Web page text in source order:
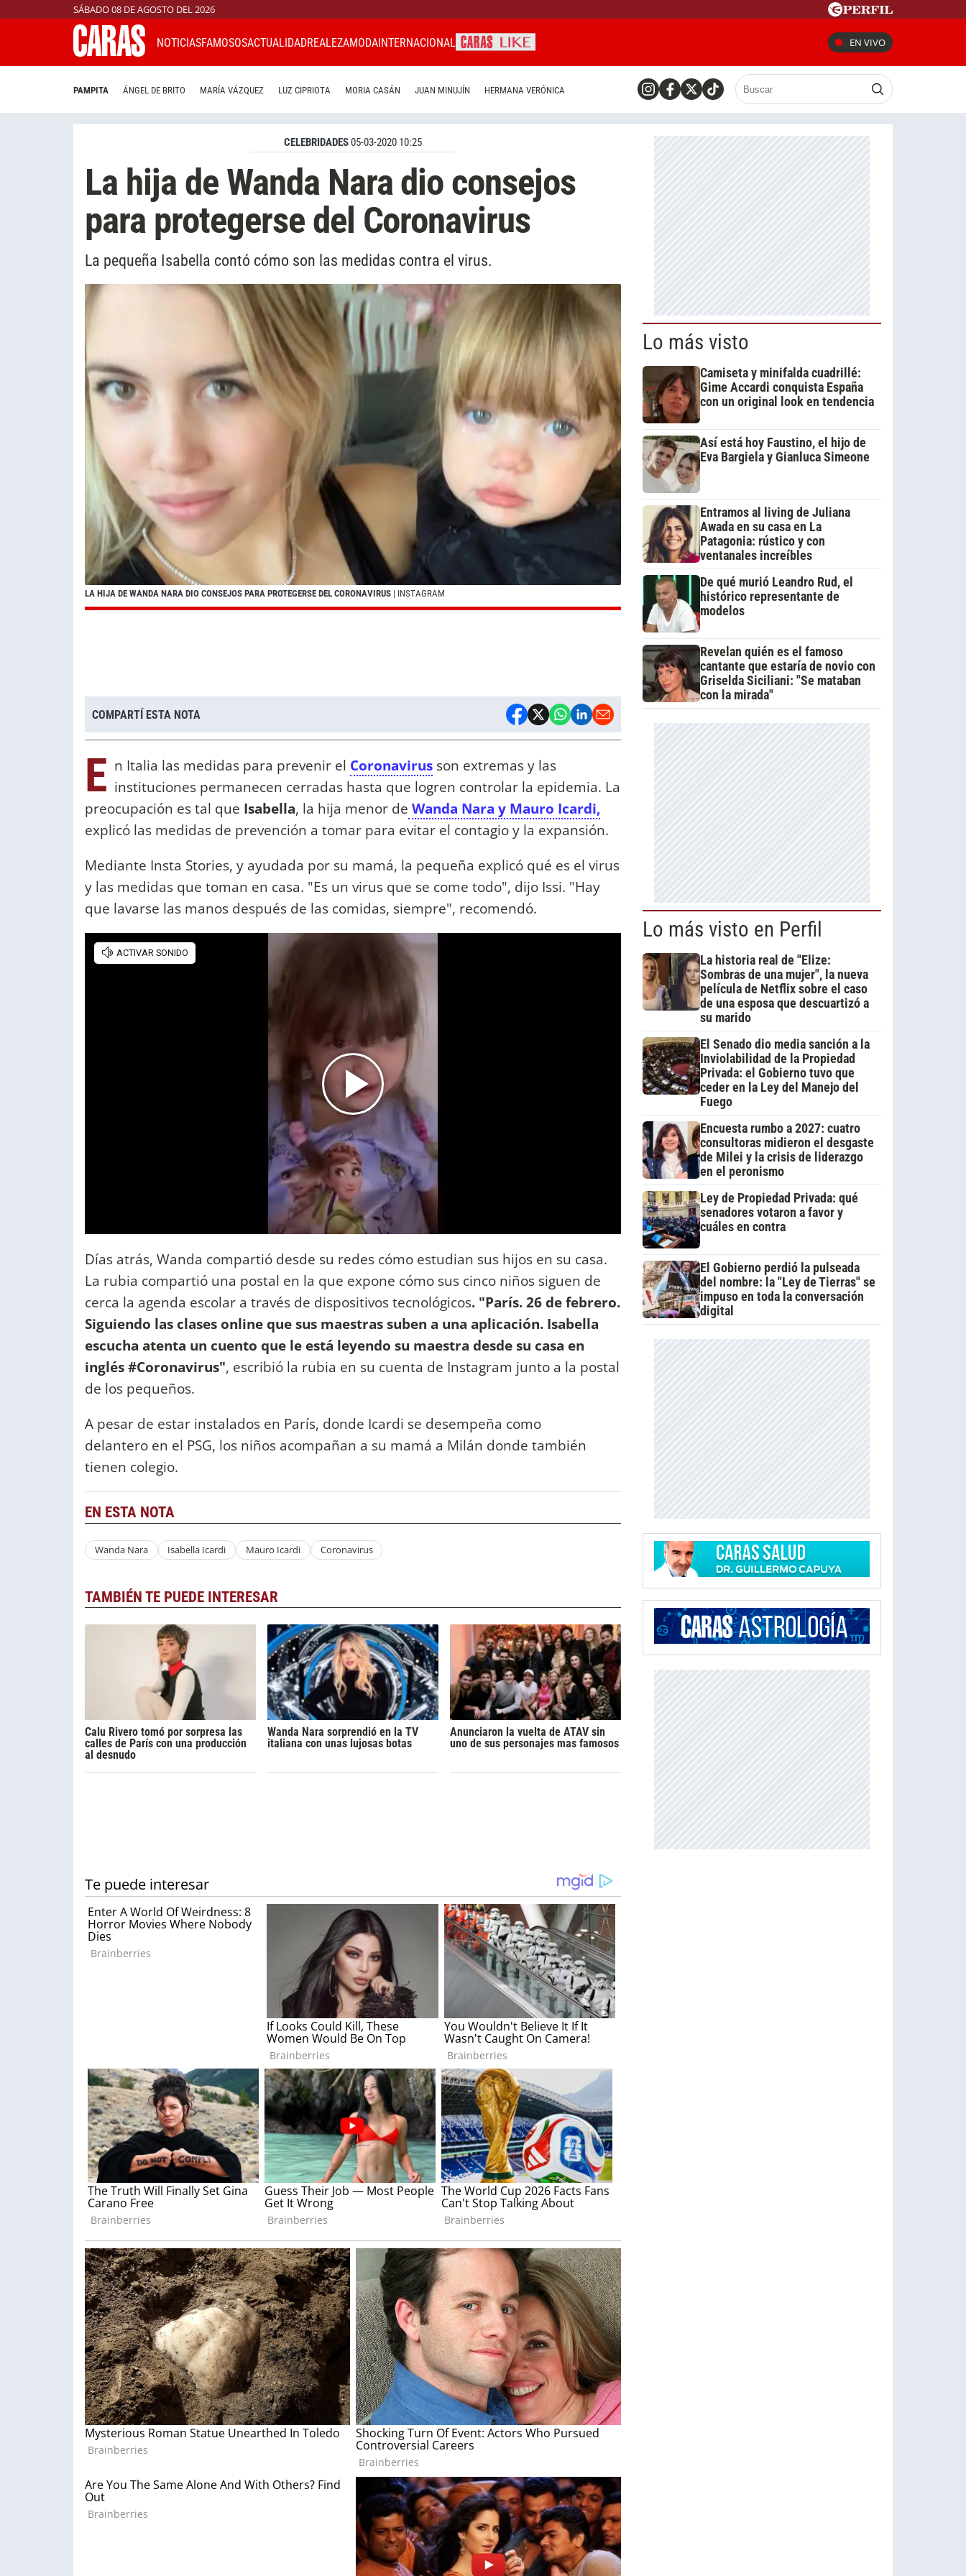
SÁBADO 08 DE AGOSTO DEL 2026
NOTICIASFAMOSOSACTUALIDADREALEZAMODAINTERNACIONAL EN VIVO
PAMPITA ÁNGEL DE BRITO MARÍA VÁZQUEZ LUZ CIPRIOTA MORIA CASÁN JUAN MINUJÍN HERMANA VERÓNICA
CELEBRIDADES05-03-2020 10:25
La hija de Wanda Nara dio consejos
para protegerse del Coronavirus
La pequeña Isabella contó cómo son las medidas contra el virus.
LA HIJA DE WANDA NARA DIO CONSEJOS PARA PROTEGERSE DEL CORONAVIRUS | INSTAGRAM
COMPARTÍ ESTA NOTA
E n Italia las medidas para prevenir el Coronavirus son extremas y las
instituciones permanecen cerradas hasta que logren controlar la epidemia. La
preocupación es tal que Isabella, la hija menor de Wanda Nara y Mauro Icardi,
explicó las medidas de prevención a tomar para evitar el contagio y la expansión.
Mediante Insta Stories, y ayudada por su mamá, la pequeña explicó qué es el virus
y las medidas que toman en casa. "Es un virus que se come todo", dijo Issi. "Hay
que lavarse las manos después de las comidas, siempre", recomendó.
Días atrás, Wanda compartió desde su redes cómo estudian sus hijos en su casa.
La rubia compartió una postal en la que expone cómo sus cinco niños siguen de
cerca la agenda escolar a través de dispositivos tecnológicos. "París. 26 de febrero.
Siguiendo las clases online que sus maestras suben a una aplicación. Isabella
escucha atenta un cuento que le está leyendo su maestra desde su casa en
inglés #Coronavirus", escribió la rubia en su cuenta de Instagram junto a la postal
de los pequeños.
A pesar de estar instalados en París, donde Icardi se desempeña como
delantero en el PSG, los niños acompañan a su mamá a Milán donde también
tienen colegio.
EN ESTA NOTA
Wanda Nara Isabella Icardi Mauro Icardi Coronavirus
TAMBIÉN TE PUEDE INTERESAR
Calu Rivero tomó por sorpresa las
calles de París con una producción
al desnudo
Wanda Nara sorprendió en la TV
italiana con unas lujosas botas
Anunciaron la vuelta de ATAV sin
uno de sus personajes mas famosos
Lo más visto
Camiseta y minifalda cuadrillé:
Gime Accardi conquista España
con un original look en tendencia
Así está hoy Faustino, el hijo de
Eva Bargiela y Gianluca Simeone
Entramos al living de Juliana
Awada en su casa en La
Patagonia: rústico y con
ventanales increíbles
De qué murió Leandro Rud, el
histórico representante de
modelos
Revelan quién es el famoso
cantante que estaría de novio con
Griselda Siciliani: "Se mataban
con la mirada"
Lo más visto en Perfil
La historia real de "Elize:
Sombras de una mujer", la nueva
película de Netflix sobre el caso
de una esposa que descuartizó a
su marido
El Senado dio media sanción a la
Inviolabilidad de la Propiedad
Privada: el Gobierno tuvo que
ceder en la Ley del Manejo del
Fuego
Encuesta rumbo a 2027: cuatro
consultoras midieron el desgaste
de Milei y la crisis de liderazgo
en el peronismo
Ley de Propiedad Privada: qué
senadores votaron a favor y
cuáles en contra
El Gobierno perdió la pulseada
del nombre: la "Ley de Tierras" se
impuso en toda la conversación
digital